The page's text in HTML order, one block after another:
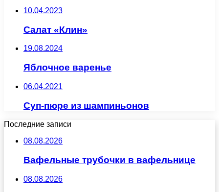
10.04.2023
Салат «Клин»
19.08.2024
Яблочное варенье
06.04.2021
Суп-пюре из шампиньонов
Последние записи
08.08.2026
Вафельные трубочки в вафельнице
08.08.2026